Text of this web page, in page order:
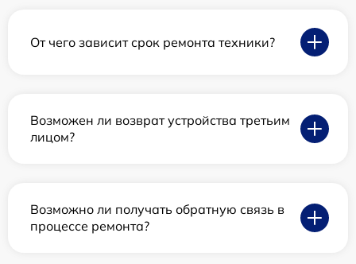
От чего зависит срок ремонта техники?
Возможен ли возврат устройства третьим
лицом?
Возможно ли получать обратную связь в
процессе ремонта?